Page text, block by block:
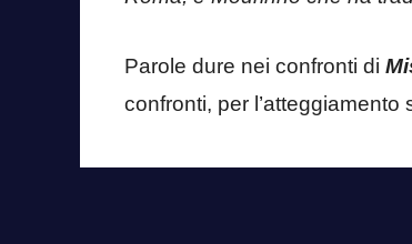
Parole dure nei confronti di
confronti, per